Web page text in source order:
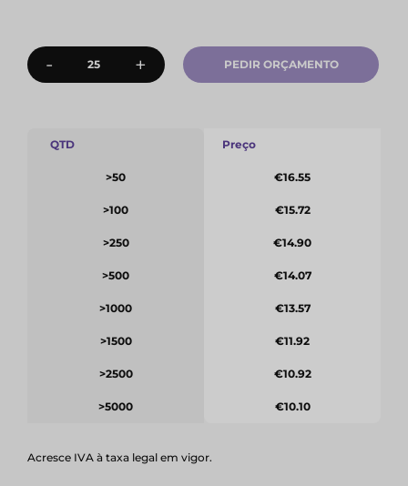
- + PEDIR ORÇAMENTO
QTD
>50
>100
>250
>500
>1000
>1500
>2500
>5000
Preço
€16.55
€15.72
€14.90
€14.07
€13.57
€11.92
€10.92
€10.10
Acresce IVA à taxa legal em vigor.